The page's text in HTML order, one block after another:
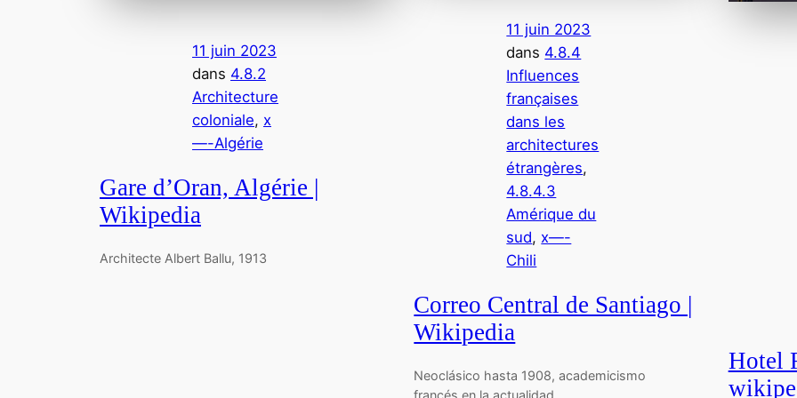
11 juin 2023
dans 4.8.2
Architecture
coloniale, x
—-Algérie
Gare d’Oran, Algérie |
Wikipedia
Architecte Albert Ballu, 1913
11 juin 2023
dans 4.8.4
Influences
françaises
dans les
architectures
étrangères
4.8.4.3
Amérique du
sud, x—-
Chili
Correo Central de Santiago |
Wikipedia
Neoclásico hasta 1908, academicismo
Hotel